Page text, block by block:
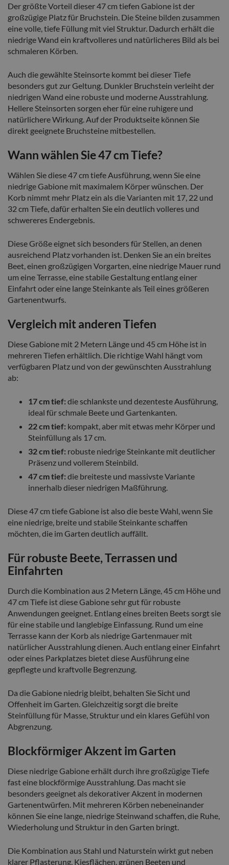
Der größte Vorteil dieser 47 cm tiefen Gabione ist der
großzügige Platz für Bruchstein. Die Steine bilden zusammen
eine volle, tiefe Füllung mit viel Struktur. Dadurch erhält die
niedrige Wand ein kraftvolleres und natürlicheres Bild als bei
schmaleren Körben.
Auch die gewählte Steinsorte kommt bei dieser Tiefe
besonders gut zur Geltung. Dunkler Bruchstein verleiht der
niedrigen Wand eine robuste und moderne Ausstrahlung.
Hellere Steinsorten sorgen eher für eine ruhigere und
natürlichere Wirkung. Auf der Produktseite können Sie
direkt geeignete Bruchsteine mitbestellen.
Wann wählen Sie 47 cm Tiefe?
Wählen Sie diese 47 cm tiefe Ausführung, wenn Sie eine
niedrige Gabione mit maximalem Körper wünschen. Der
Korb nimmt mehr Platz ein als die Varianten mit 17, 22 und
32 cm Tiefe, dafür erhalten Sie ein deutlich volleres und
schwereres Endergebnis.
Diese Größe eignet sich besonders für Stellen, an denen
ausreichend Platz vorhanden ist. Denken Sie an ein breites
Beet, einen großzügigen Vorgarten, eine niedrige Mauer rund
um eine Terrasse, eine stabile Gestaltung entlang einer
Einfahrt oder eine lange Steinkante als Teil eines größeren
Gartenentwurfs.
Vergleich mit anderen Tiefen
Diese Gabione mit 2 Metern Länge und 45 cm Höhe ist in
mehreren Tiefen erhältlich. Die richtige Wahl hängt vom
verfügbaren Platz und von der gewünschten Ausstrahlung
ab:
17 cm tief: die schlankste und dezenteste Ausführung,
ideal für schmale Beete und Gartenkanten.
22 cm tief: kompakt, aber mit etwas mehr Körper und
Steinfüllung als 17 cm.
32 cm tief: robuste niedrige Steinkante mit deutlicher
Präsenz und vollerem Steinbild.
47 cm tief: die breiteste und massivste Variante
innerhalb dieser niedrigen Maßführung.
Diese 47 cm tiefe Gabione ist also die beste Wahl, wenn Sie
eine niedrige, breite und stabile Steinkante schaffen
möchten, die im Garten deutlich auffällt.
Für robuste Beete, Terrassen und
Einfahrten
Durch die Kombination aus 2 Metern Länge, 45 cm Höhe und
47 cm Tiefe ist diese Gabione sehr gut für robuste
Anwendungen geeignet. Entlang eines breiten Beets sorgt sie
für eine stabile und langlebige Einfassung. Rund um eine
Terrasse kann der Korb als niedrige Gartenmauer mit
natürlicher Ausstrahlung dienen. Auch entlang einer Einfahrt
oder eines Parkplatzes bietet diese Ausführung eine
gepflegte und kraftvolle Begrenzung.
Da die Gabione niedrig bleibt, behalten Sie Sicht und
Offenheit im Garten. Gleichzeitig sorgt die breite
Steinfüllung für Masse, Struktur und ein klares Gefühl von
Abgrenzung.
Blockförmiger Akzent im Garten
Diese niedrige Gabione erhält durch ihre großzügige Tiefe
fast eine blockförmige Ausstrahlung. Das macht sie
besonders geeignet als dekorativer Akzent in modernen
Gartenentwürfen. Mit mehreren Körben nebeneinander
können Sie eine lange, niedrige Steinwand schaffen, die Ruhe,
Wiederholung und Struktur in den Garten bringt.
Die Kombination aus Stahl und Naturstein wirkt gut neben
klarer Pflasterung, Kiesflächen, grünen Beeten und